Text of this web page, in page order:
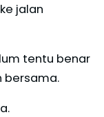
jalan
tentu benar
bersama.